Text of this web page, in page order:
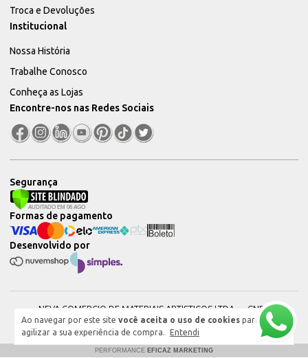
Ao navegar por este site você aceita o uso de cookies para
agilizar a sua experiência de compra.
Entendi
Troca e Devoluções
Institucional
Nossa História
Trabalhe Conosco
Conheça as Lojas
Encontre-nos nas Redes Sociais
Segurança
Desenvolvido por
Formas de pagamento
NEVA COMERCIO DE MATERIAIS ARTISTICOS LTDA — CNPJ:
51604544000101 © 2026. Todos os direitos reservados.